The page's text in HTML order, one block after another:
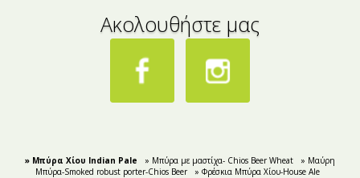
Ακολουθήστε μας
» Μπύρα Χίου Indian Pale » Μπύρα με μαστίχα- Chios Beer Wheat
» Μαύρη
Μπύρα-Smoked robust porter-Chios Beer
» Φρέσκια Μπύρα Χίου-House Ale